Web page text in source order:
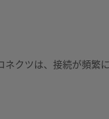
クツは、接続が頻繁